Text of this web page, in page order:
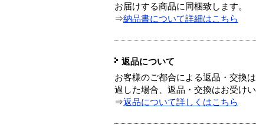
お届けする商品に同梱致します。
⇒納品書について詳細はこちら
返品について
お客様のご都合による返品・交換
過した場合、返品・交換はお受けい
⇒返品について詳しくはこちら